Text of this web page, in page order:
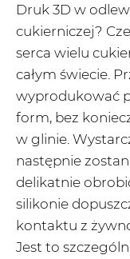
Druk 3D w
cukierniczej?
serca wielu
całym świecie.
wyprodukować
form, bez
w glinie.
następnie
delikatnie
silikonie
kontaktu z
Jest to